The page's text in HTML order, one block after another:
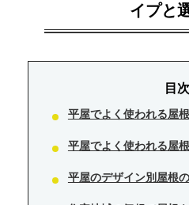
イプと
平屋でよく使われる屋
平屋でよく使われる屋
平屋のデザイン別屋根